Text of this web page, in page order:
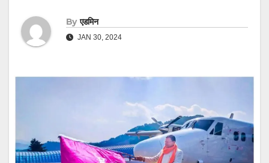
By एडमिन
JAN 30, 2024